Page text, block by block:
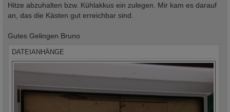
Hitze abzuhalten bzw. Kühlakkus ein zulegen. Mir kam es darauf
an, das die Kästen gut erreichbar sind.
Gutes Gelingen Bruno
DATEIANHÄNGE